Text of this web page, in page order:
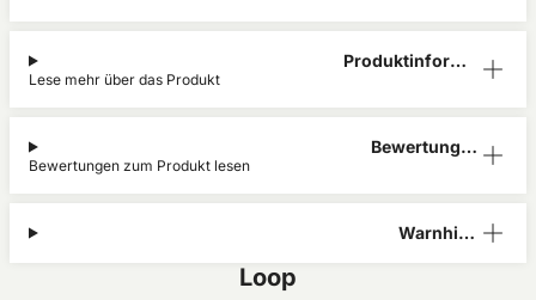
Produktinform
Lese mehr über das Produkt
Bewertunge
Bewertungen zum Produkt lesen
Warnhinw
Loop